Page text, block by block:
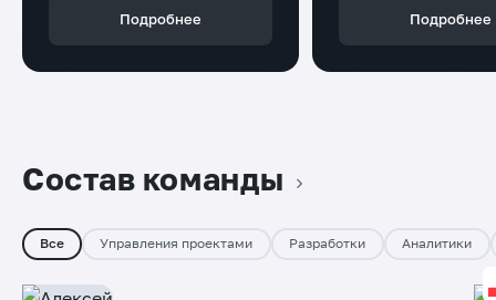
Подробнее Подробнее
Состав команды
Все Управления проектами Разработки Аналитики